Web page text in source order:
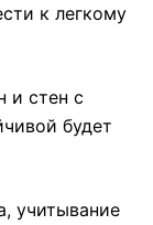
к легкому
и стен с
будет
учитывание